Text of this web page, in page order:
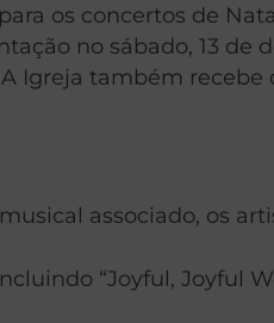
os concertos de
no sábado, 13 de
Igreja também
associado, os
“Joyful, Joyful